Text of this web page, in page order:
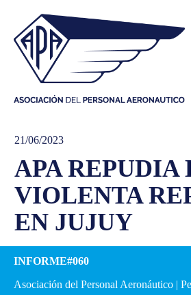
21/06/2023
APA REPUDIA
VIOLENTA
EN JUJUY
INFORME#060
Asociación del Personal Aeronáutico |